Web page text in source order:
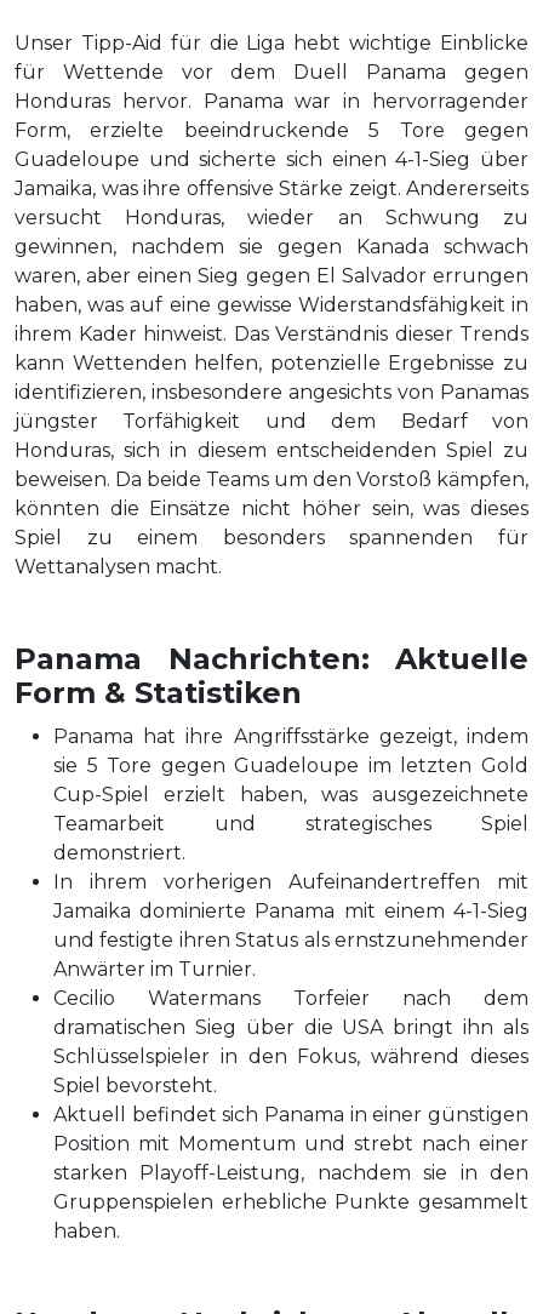
Unser Tipp-Aid für die Liga hebt wichtige Einblicke
für Wettende vor dem Duell Panama gegen
Honduras hervor. Panama war in hervorragender
Form, erzielte beeindruckende 5 Tore gegen
Guadeloupe und sicherte sich einen 4-1-Sieg über
Jamaika, was ihre offensive Stärke zeigt. Andererseits
versucht Honduras, wieder an Schwung zu
gewinnen, nachdem sie gegen Kanada schwach
waren, aber einen Sieg gegen El Salvador errungen
haben, was auf eine gewisse Widerstandsfähigkeit in
ihrem Kader hinweist. Das Verständnis dieser Trends
kann Wettenden helfen, potenzielle Ergebnisse zu
identifizieren, insbesondere angesichts von Panamas
jüngster Torfähigkeit und dem Bedarf von
Honduras, sich in diesem entscheidenden Spiel zu
beweisen. Da beide Teams um den Vorstoß kämpfen,
könnten die Einsätze nicht höher sein, was dieses
Spiel zu einem besonders spannenden für
Wettanalysen macht.
Panama Nachrichten: Aktuelle
Form & Statistiken
Panama hat ihre Angriffsstärke gezeigt, indem
sie 5 Tore gegen Guadeloupe im letzten Gold
Cup-Spiel erzielt haben, was ausgezeichnete
Teamarbeit und strategisches Spiel
demonstriert.
In ihrem vorherigen Aufeinandertreffen mit
Jamaika dominierte Panama mit einem 4-1-Sieg
und festigte ihren Status als ernstzunehmender
Anwärter im Turnier.
Cecilio Watermans Torfeier nach dem
dramatischen Sieg über die USA bringt ihn als
Schlüsselspieler in den Fokus, während dieses
Spiel bevorsteht.
Aktuell befindet sich Panama in einer günstigen
Position mit Momentum und strebt nach einer
starken Playoff-Leistung, nachdem sie in den
Gruppenspielen erhebliche Punkte gesammelt
haben.